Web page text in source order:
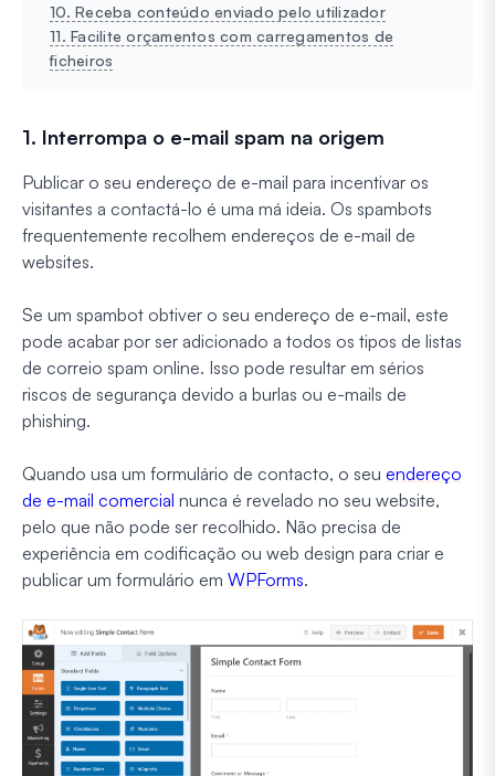
10. Receba conteúdo enviado pelo utilizador
11. Facilite orçamentos com carregamentos de
ficheiros
1. Interrompa o e-mail spam na origem
Publicar o seu endereço de e-mail para incentivar os
visitantes a contactá-lo é uma má ideia. Os spambots
frequentemente recolhem endereços de e-mail de
websites.
Se um spambot obtiver o seu endereço de e-mail, este
pode acabar por ser adicionado a todos os tipos de listas
de correio spam online. Isso pode resultar em sérios
riscos de segurança devido a burlas ou e-mails de
phishing.
Quando usa um formulário de contacto, o seu endereço
de e-mail comercial nunca é revelado no seu website,
pelo que não pode ser recolhido. Não precisa de
experiência em codificação ou web design para criar e
publicar um formulário em WPForms.